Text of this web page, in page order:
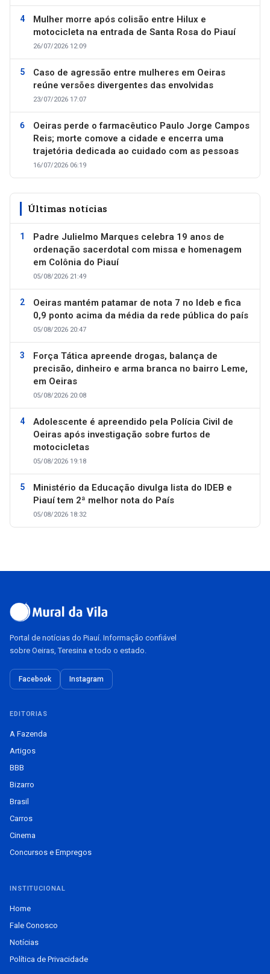
Mulher morre após colisão entre Hilux e
motocicleta na entrada de Santa Rosa do Piauí
26/07/2026 12:09
Caso de agressão entre mulheres em Oeiras
reúne versões divergentes das envolvidas
23/07/2026 17:07
Oeiras perde o farmacêutico Paulo Jorge Campos
Reis; morte comove a cidade e encerra uma
trajetória dedicada ao cuidado com as pessoas
16/07/2026 06:19
Últimas notícias
Padre Julielmo Marques celebra 19 anos de
ordenação sacerdotal com missa e homenagem
em Colônia do Piauí
05/08/2026 21:49
Oeiras mantém patamar de nota 7 no Ideb e fica
0,9 ponto acima da média da rede pública do país
05/08/2026 20:47
Força Tática apreende drogas, balança de
precisão, dinheiro e arma branca no bairro Leme,
em Oeiras
05/08/2026 20:08
Adolescente é apreendido pela Polícia Civil de
Oeiras após investigação sobre furtos de
motocicletas
05/08/2026 19:18
Ministério da Educação divulga lista do IDEB e
Piauí tem 2ª melhor nota do País
05/08/2026 18:32
Portal de notícias do Piauí. Informação confiável
sobre Oeiras, Teresina e todo o estado.
Facebook Instagram
EDITORIAS
A Fazenda
Artigos
BBB
Bizarro
Brasil
Carros
Cinema
Concursos e Empregos
INSTITUCIONAL
Home
Fale Conosco
Notícias
Política de Privacidade